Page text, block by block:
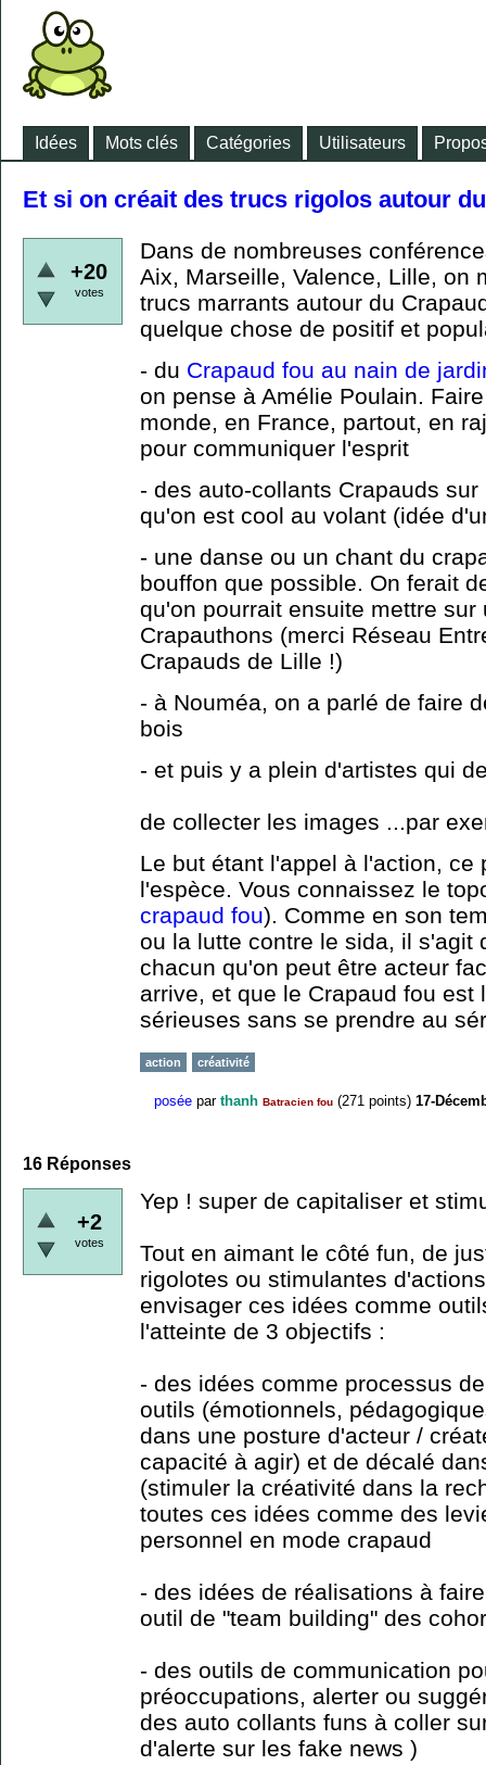
Idées Mots clés Catégories Utilisateurs
Et si on créait des trucs rigolos autour
+20
votes
Dans de nombreuses
Aix, Marseille, Valence, Lille, on
trucs marrants autour du
quelque chose de positif et
- du Crapaud fou au nain de
on pense à Amélie Poulain.
monde, en France, partout, en
pour communiquer l'esprit
- des auto-collants Crapauds
qu'on est cool au volant (idée
- une danse ou un chant du
bouffon que possible. On ferait
qu'on pourrait ensuite mettre
Crapauthons (merci Réseau
Crapauds de Lille !)
- à Nouméa, on a parlé de faire
bois
- et puis y a plein d'artistes qui
de collecter les images ...par
Le but étant l'appel à l'action, ce
l'espèce. Vous connaissez le
crapaud fou). Comme en son
ou la lutte contre le sida, il s'agit
chacun qu'on peut être acteur
arrive, et que le Crapaud fou est
sérieuses sans se prendre au
action créativité
posée par thanh Batracien fou (271 points) 17-
16 Réponses
+2
votes
Yep ! super de capitaliser et
Tout en aimant le côté fun, de
rigolotes ou stimulantes
envisager ces idées comme
l'atteinte de 3 objectifs :
- des idées comme processus
outils (émotionnels,
dans une posture d'acteur /
capacité à agir) et de décalé
(stimuler la créativité dans la
toutes ces idées comme des
personnel en mode crapaud
- des idées de réalisations à
outil de "team building" des
- des outils de communication
préoccupations, alerter ou
des auto collants funs à coller
d'alerte sur les fake news )